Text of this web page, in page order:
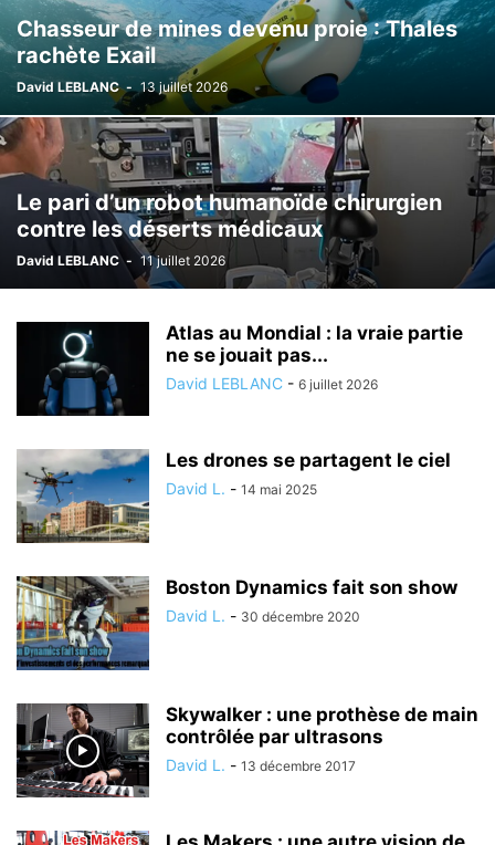
Chasseur de mines devenu proie : Thales
rachète Exail
David LEBLANC - 13 juillet 2026
Le pari d’un robot humanoïde chirurgien
contre les déserts médicaux
David LEBLANC - 11 juillet 2026
Atlas au Mondial : la vraie partie
ne se jouait pas...
David LEBLANC - 6 juillet 2026
Les drones se partagent le ciel
David L. - 14 mai 2025
Boston Dynamics fait son show
David L. - 30 décembre 2020
Skywalker : une prothèse de main
contrôlée par ultrasons
David L. - 13 décembre 2017